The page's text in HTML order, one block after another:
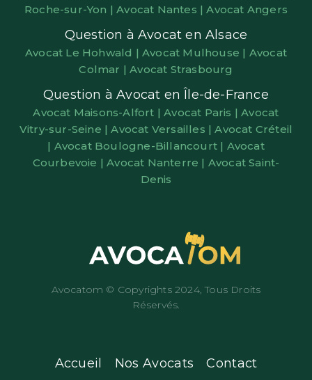
Roche-sur-Yon |Avocat Nantes |Avocat Angers
Question à Avocat en Alsace
Avocat Le Hohwald |Avocat Mulhouse | Avocat
Colmar |Avocat Strasbourg
Question à Avocat en Île-de-France
Avocat Maisons-Alfort |Avocat Paris |Avocat
Vitry-sur-Seine |Avocat Versailles |Avocat Créteil
| Avocat Boulogne-Billancourt | Avocat
Courbevoie |Avocat Nanterre | Avocat Saint-
Denis
Avocatom © Copyrights 2024, Tous Droits
Réservés.
Accueil Nos Avocats Contact